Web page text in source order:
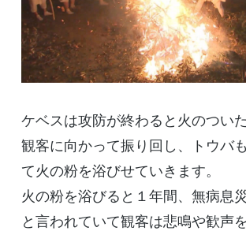
ケベスは攻防が終わると火のつい
観客に向かって振り回し、トウバ
て火の粉を浴びせていきます。
火の粉を浴びると１年間、無病息
と言われていて観客は悲鳴や歓声